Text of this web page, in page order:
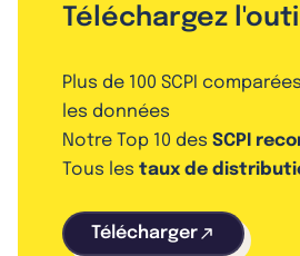
Téléchargez
Plus de 100 SCPI
les données
Notre Top 10 des SCPI
Tous les taux de
Télécharger